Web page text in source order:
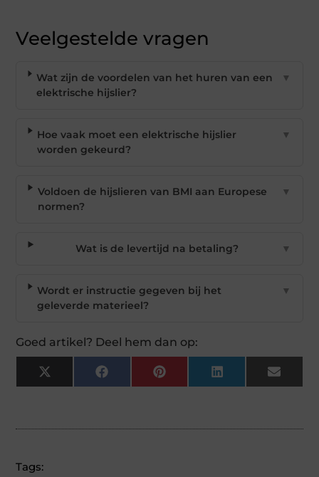
Veelgestelde vragen
Wat zijn de voordelen van het huren van een
elektrische hijslier?
▼
Hoe vaak moet een elektrische hijslier
worden gekeurd?
▼
Voldoen de hijslieren van BMI aan Europese
normen?
▼
Wat is de levertijd na betaling? ▼
Wordt er instructie gegeven bij het
geleverde materieel?
▼
Goed artikel? Deel hem dan op:
X
(Twitter)
Facebook Pinterest LinkedIn Email
Tags: